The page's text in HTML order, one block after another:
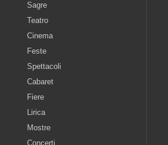
Sagre
Teatro
Cinema
Feste
Spettacoli
Cabaret
Fiere
Lirica
Mostre
Concerti